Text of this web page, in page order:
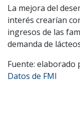
La mejora del
interés crearían
ingresos de las
demanda de
Fuente: elaborado
Datos de FMI